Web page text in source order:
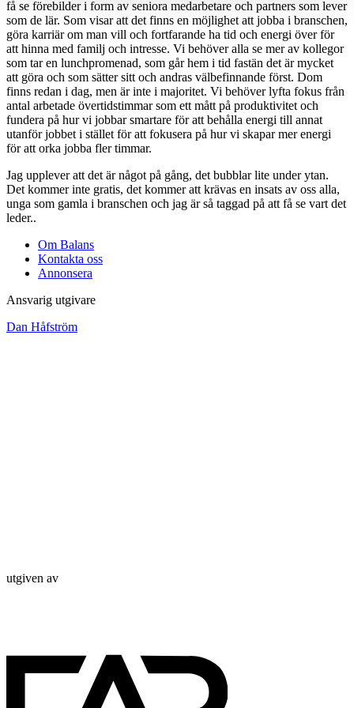
få se förebilder i form av seniora medarbetare och partners som lever
som de lär. Som visar att det finns en möjlighet att jobba i branschen,
göra karriär om man vill och fortfarande ha tid och energi över för
att hinna med familj och intresse. Vi behöver alla se mer av kollegor
som tar en lunchpromenad, som går hem i tid fastän det är mycket
att göra och som sätter sitt och andras välbefinnande först. Dom
finns redan i dag, men är inte i majoritet. Vi behöver lyfta fokus från
antal arbetade övertidstimmar som ett mått på produktivitet och
fundera på hur vi jobbar smartare för att behålla energi till annat
utanför jobbet i stället för att fokusera på hur vi skapar mer energi
för att orka jobba fler timmar.
Jag upplever att det är något på gång, det bubblar lite under ytan.
Det kommer inte gratis, det kommer att krävas en insats av oss alla,
unga som gamla i branschen och jag är så taggad på att få se vart det
leder..
Om Balans
Kontakta oss
Annonsera
Ansvarig utgivare
Dan Håfström
utgiven av